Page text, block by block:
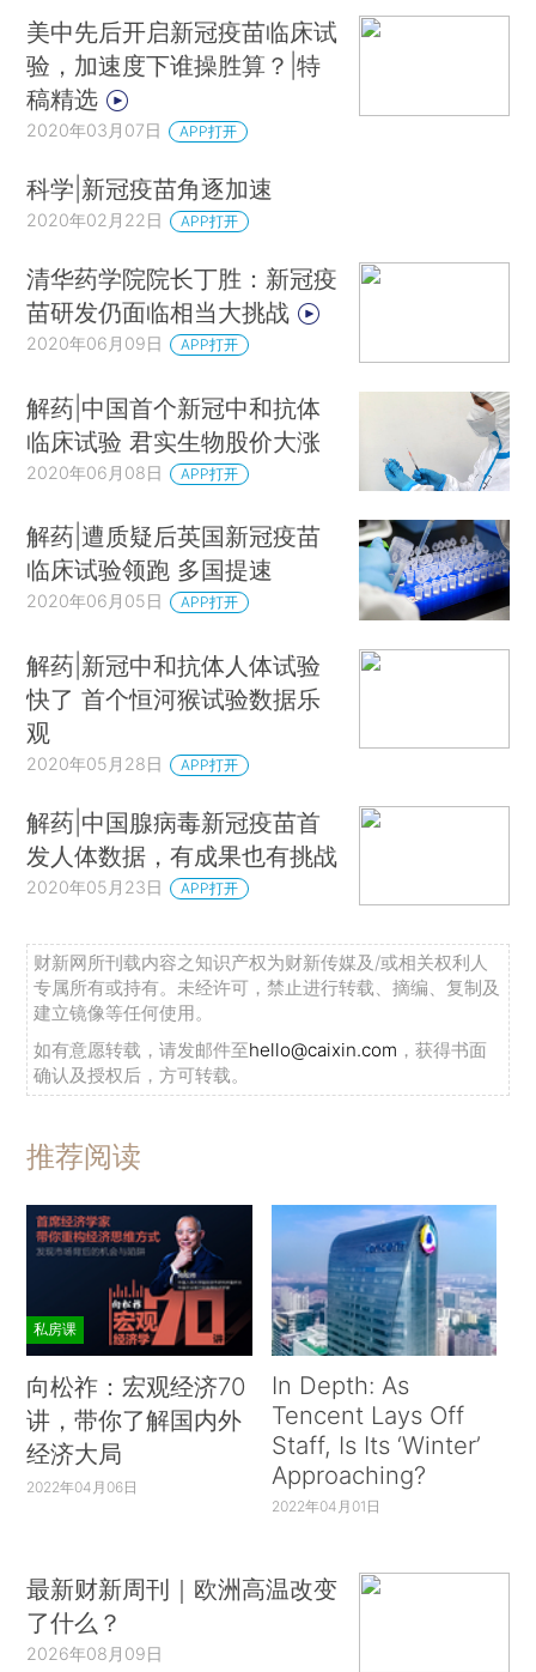
美中先后开启新冠疫苗临床试
验，加速度下谁操胜算？|特
稿精选
2020年03月07日 APP打开
科学|新冠疫苗角逐加速
2020年02月22日 APP打开
清华药学院院长丁胜：新冠疫
苗研发仍面临相当大挑战
2020年06月09日 APP打开
解药|中国首个新冠中和抗体
临床试验 君实生物股价大涨
2020年06月08日 APP打开
解药|遭质疑后英国新冠疫苗
临床试验领跑 多国提速
2020年06月05日 APP打开
解药|新冠中和抗体人体试验
快了 首个恒河猴试验数据乐
观
2020年05月28日 APP打开
解药|中国腺病毒新冠疫苗首
发人体数据，有成果也有挑战
2020年05月23日 APP打开
财新网所刊载内容之知识产权为财新传媒及/或相关权利人
专属所有或持有。未经许可，禁止进行转载、摘编、复制及
建立镜像等任何使用。
如有意愿转载，请发邮件至hello@caixin.com ，获得书面
确认及授权后，方可转载。
推荐阅读
私房课
向松祚：宏观经济70
讲，带你了解国内外
经济大局
2022年04月06日
In Depth: As
Tencent Lays Off
Staff, Is Its ‘Winter’
Approaching?
2022年04月01日
最新财新周刊｜欧洲高温改变
了什么？
2026年08月09日